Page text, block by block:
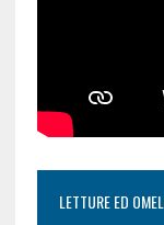
LETTURE ED